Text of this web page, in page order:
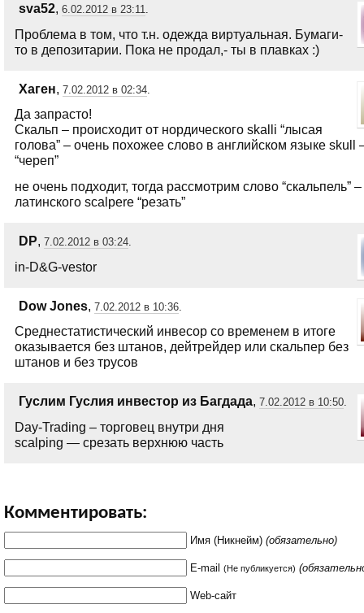
sva52, 6.02.2012 в 23:11.
Проблема в том, что т.н. одежда виртуальная. Бумаги-
то в депозитарии. Пока не продал,- ты в плавках :)
Хаген, 7.02.2012 в 02:34.
Да запрасто!
Скальп – происходит от нордического skalli “лысая
голова” – очень похожее слово в английском языке skull
“череп”
не очень подходит, тогда рассмотрим слово “скальпель” –
латинского scalpere “резать”
DP, 7.02.2012 в 03:24.
in-D&G-vestor
Dow Jones, 7.02.2012 в 10:36.
Среднестатистический инвесор со временем в итоге
оказывается без штанов, дейтрейдер или скальпер без
штанов и без трусов
Гуслим Гуслия инвестор из Багдада, 7.02.2012 в 10:50.
Day-Trading – торговец внутри дня
scalping — срезать верхнюю часть
Комментировать:
Имя (Никнейм) (обязательно)
E-mail (Не публикуется)
Web-сайт